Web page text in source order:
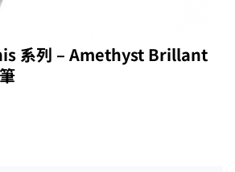
系列 – Amethyst Brillant